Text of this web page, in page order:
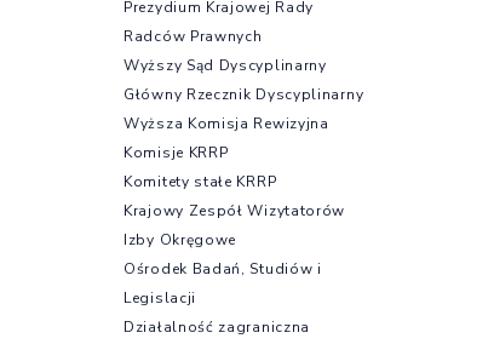
Prezydium Krajowej Rady
Radców Prawnych
Wyższy Sąd Dyscyplinarny
Główny Rzecznik Dyscyplinarny
Wyższa Komisja Rewizyjna
Komisje KRRP
Komitety stałe KRRP
Krajowy Zespół Wizytatorów
Izby Okręgowe
Ośrodek Badań, Studiów i
Legislacji
Działalność zagraniczna